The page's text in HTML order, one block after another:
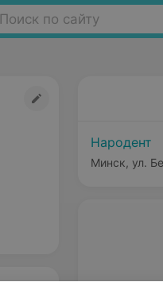
Поиск по сайту
Народент
Минск, ул.